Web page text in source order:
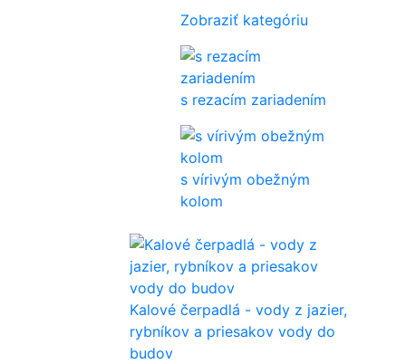
Zobraziť kategóriu
s rezacím zariadením
s vírivým obežným
kolom
Kalové čerpadlá - vody z jazier,
rybníkov a priesakov vody do
budov